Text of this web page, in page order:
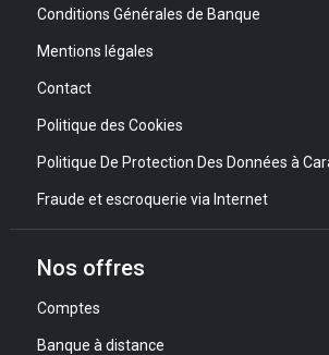
Conditions Générales de Banque
Mentions légales
Contact
Politique des Cookies
Politique De Protection Des Données à
Fraude et escroquerie via Internet
Nos offres
Comptes
Banque à distance